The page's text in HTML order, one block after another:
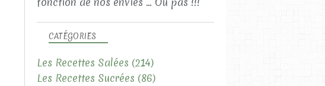
CATÉGORIES
Les Recettes Salées (214)
Les Recettes Sucrées (86)